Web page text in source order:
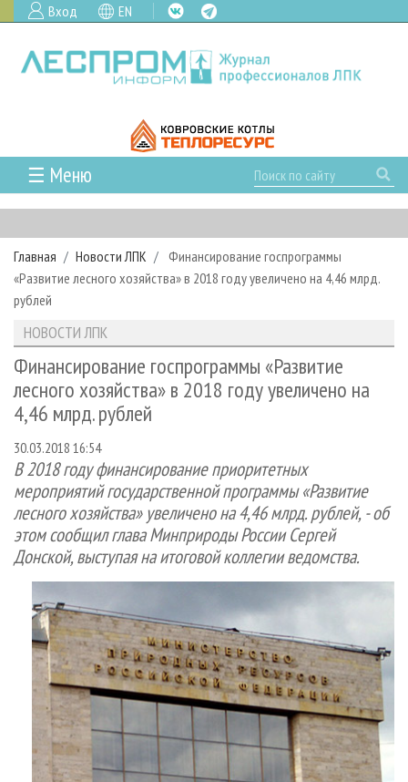
Вход EN
☰ Меню
ГЛАВНАЯ
РУБРИКИ И ТЕМЫ
РУБРИКИ ЖУРНАЛА
ЛЕСНОЕ ХОЗЯЙСТВО
ЛЕСОЗАГОТОВКА
ЛЕСОПИЛЕНИЕ
ДЕРЕВООБРАБОТКА
СУШКА ДРЕВЕСИНЫ
ПРОИЗВОДСТВО ДРЕВЕСНЫХ ПЛИТ
ДЕРЕВЯННОЕ ДОМОСТРОЕНИЕ
ПРОИЗВОДСТВО МЕБЕЛИ
БИОЭНЕРГЕТИКА
ИНСТРУМЕНТ И МАТЕРИАЛЫ
НОВОСТИ
КАЛЕНДАРЬ СОБЫТИЙ
НОВОСТИ ЛПК
НОВОСТИ ЖУРНАЛА
НОВОСТИ КОМПАНИЙ
ПРОЕКТЫ ЛПИ
АНАЛИТИКА
ПРЕДПРИЯТИЯ ЛПК
ЛЕСНЫЕ РЕГИОНЫ РОССИИ
ПЕРСОНЫ
МОБИЛЬНЫЕ ВЫСТАВКИ
ОФИЦИАЛЬНЫЕ ДЕЛЕГАЦИИ
ПРИОРИТЕТНЫЕ ИНВЕСТПРОЕКТЫ
RUSSIAN FORESTRY REVIEW
ГАЗЕТА ЛЕСПРОМФОРУМ
БИБЛИОТЕКА СПЕЦИАЛИСТА
АРХИВ
АРХИВ ЖУРНАЛОВ
СТАТЬИ
О ЖУРНАЛЕ
ПОДПИСКА
КОНТАКТЫ
РЕКЛАМОДАТЕЛЯМ
РЕКЛАМА
РЕКЛАМА НА САЙТЕ
Главная Новости ЛПК
Финансирование госпрограммы
«Развитие лесного хозяйства» в 2018 году увеличено на 4,46 млрд.
рублей
НОВОСТИ ЛПК
Финансирование госпрограммы «Развитие
лесного хозяйства» в 2018 году увеличено на
4,46 млрд. рублей
30.03.2018 16:54
В 2018 году финансирование приоритетных
мероприятий государственной программы «Развитие
лесного хозяйства» увеличено на 4,46 млрд. рублей, - об
этом сообщил глава Минприроды России Сергей
Донской, выступая на итоговой коллегии ведомства.